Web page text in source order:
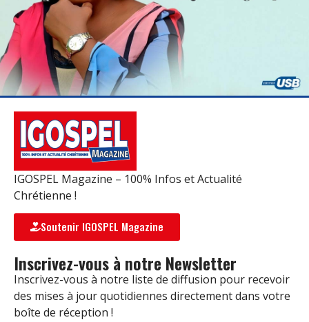
IGOSPEL Magazine – 100% Infos et Actualité
Chrétienne !
Soutenir IGOSPEL Magazine
Inscrivez-vous à notre Newsletter
Inscrivez-vous à notre liste de diffusion pour recevoir
des mises à jour quotidiennes directement dans votre
boîte de réception !